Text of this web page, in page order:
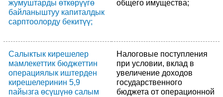
жумуштарды өткөрүүгө
байланыштуу капиталдык
сарптоолорду бекитүү;
общего имущества;
Салыктык кирешелер
мамлекеттик бюджеттин
операциялык иштерден
кирешелеринин 5,9
пайызга өсүшүнө салым
Налоговые поступления
при условии, вклад в
увеличение доходов
государственного
бюджета от операционной